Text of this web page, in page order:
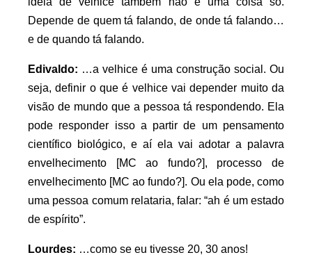
Depende de quem tá falando, de onde tá falando…
e de quando tá falando.
Edivaldo: …a velhice é uma construção social. Ou
seja, definir o que é velhice vai depender muito da
visão de mundo que a pessoa tá respondendo. Ela
pode responder isso a partir de um pensamento
científico biológico, e aí ela vai adotar a palavra
envelhecimento [MC ao fundo?], processo de
envelhecimento [MC ao fundo?]. Ou ela pode, como
uma pessoa comum relataria, falar: “ah é um estado
de espírito”.
Lourdes: …como se eu tivesse 20, 30 anos!